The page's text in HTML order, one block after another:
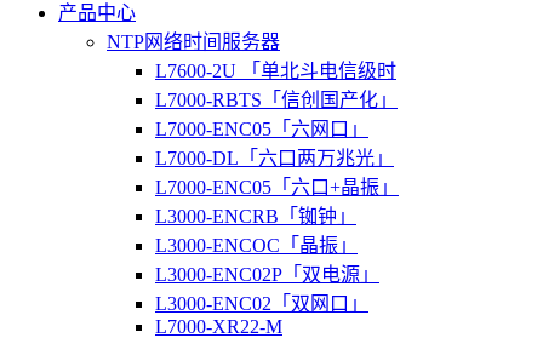
产品中心
NTP网络时间服务器
L7600-2U 「单北斗电信级时
L7000-RBTS「信创国产化」
L7000-ENC05「六网口」
L7000-DL「六口两万兆光」
L7000-ENC05「六口+晶振」
L3000-ENCRB「铷钟」
L3000-ENCOC「晶振」
L3000-ENC02P「双电源」
L3000-ENC02「双网口」
L7000-XR22-M